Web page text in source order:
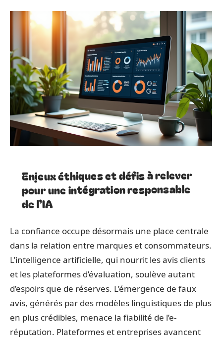
Enjeux éthiques et défis à relever
pour une intégration responsable
de l’IA
La confiance occupe désormais une place centrale
dans la relation entre marques et consommateurs.
L’intelligence artificielle, qui nourrit les avis clients
et les plateformes d’évaluation, soulève autant
d’espoirs que de réserves. L’émergence de faux
avis, générés par des modèles linguistiques de plus
en plus crédibles, menace la fiabilité de l’e-
réputation. Plateformes et entreprises avancent